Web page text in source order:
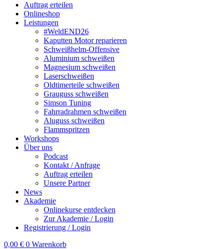
Auftrag erteilen
Onlineshop
Leistungen
#WeldEND26
Kaputten Motor reparieren
Schweißhelm-Offensive
Aluminium schweißen
Magnesium schweißen
Laserschweißen
Oldtimerteile schweißen
Grauguss schweißen
Simson Tuning
Fahrradrahmen schweißen
Aluguss schweißen
Flammspritzen
Workshops
Über uns
Podcast
Kontakt / Anfrage
Auftrag erteilen
Unsere Partner
News
Akademie
Onlinekurse entdecken
Zur Akademie / Login
Registrierung / Login
0,00 € 0 Warenkorb